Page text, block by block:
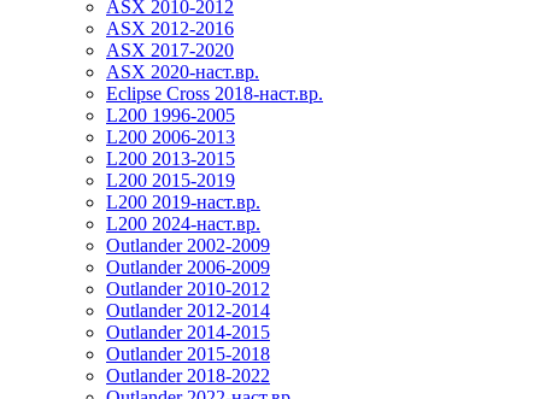
ASX 2010-2012
ASX 2012-2016
ASX 2017-2020
ASX 2020-наст.вр.
Eclipse Cross 2018-наст.вр.
L200 1996-2005
L200 2006-2013
L200 2013-2015
L200 2015-2019
L200 2019-наст.вр.
L200 2024-наст.вр.
Outlander 2002-2009
Outlander 2006-2009
Outlander 2010-2012
Outlander 2012-2014
Outlander 2014-2015
Outlander 2015-2018
Outlander 2018-2022